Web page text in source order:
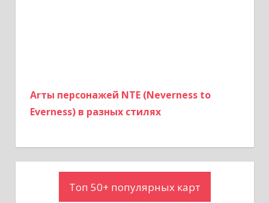
Arты персонажей NTE (Neverness to
Everness) в разных стилях
Топ 50+ популярных карт